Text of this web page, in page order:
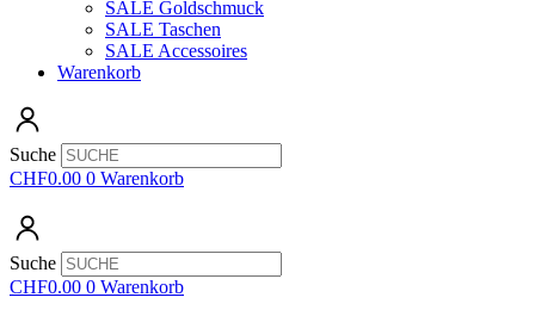
SALE Goldschmuck
SALE Taschen
SALE Accessoires
Warenkorb
Suche
CHF0.00 0 Warenkorb
Suche
CHF0.00 0 Warenkorb